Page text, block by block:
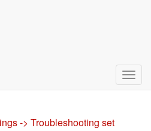
the revolution slider
-> Troubleshooting set